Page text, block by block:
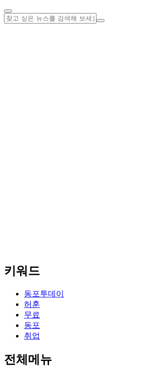
키워드
동포투데이
허훈
무료
동포
취업
전체메뉴